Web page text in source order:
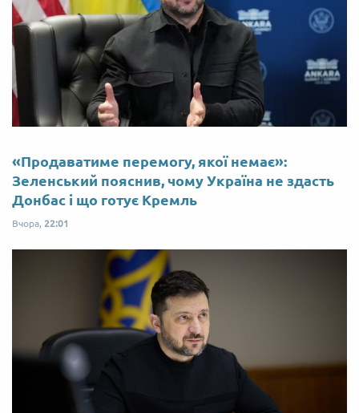
«Продаватиме перемогу, якої немає»:
Зеленський пояснив, чому Україна не здасть
Донбас і що готує Кремль
Вчора, 22:01